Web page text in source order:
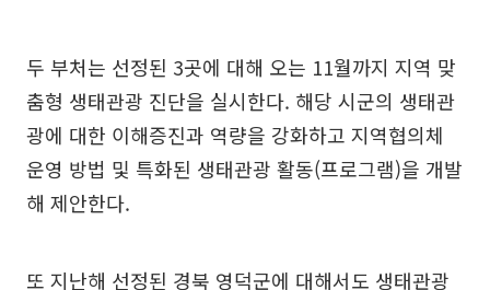
두 부처는 선정된 3곳에 대해 오는 11월까지 지역 맞
춤형 생태관광 진단을 실시한다. 해당 시군의 생태관
광에 대한 이해증진과 역량을 강화하고 지역협의체
운영 방법 및 특화된 생태관광 활동(프로그램)을 개발
해 제안한다.
또 지난해 선정된 경북 영덕군에 대해서도 생태관광